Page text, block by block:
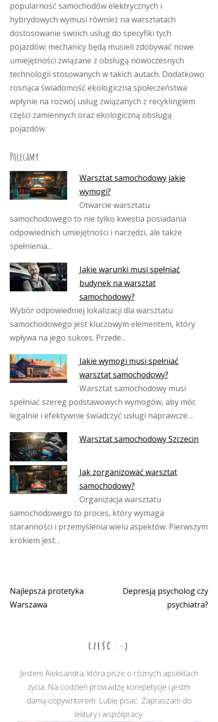
popularność samochodów elektrycznych i
hybrydowych wymusi również na warsztatach
dostosowanie swoich usług do specyfiki tych
pojazdów; mechanicy będą musieli zdobywać nowe
umiejętności związane z obsługą nowoczesnych
technologii stosowanych w takich autach. Dodatkowo
rosnąca świadomość ekologiczna społeczeństwa
wpłynie na rozwój usług związanych z recyklingiem
części zamiennych oraz ekologiczną obsługą
pojazdów.
Polecamy
Warsztat samochodowy jakie
wymogi?
Otwarcie warsztatu
samochodowego to nie tylko kwestia posiadania
odpowiednich umiejętności i narzędzi, ale także
spełnienia…
Jakie warunki musi spełniać
budynek na warsztat
samochodowy?
Wybór odpowiedniej lokalizacji dla warsztatu
samochodowego jest kluczowym elementem, który
wpływa na jego sukces. Przede…
Jakie wymogi musi spełniać
warsztat samochodowy?
Warsztat samochodowy musi
spełniać szereg podstawowych wymogów, aby móc
legalnie i efektywnie świadczyć usługi naprawcze.…
Warsztat samochodowy Szczecin
Jak zorganizować warsztat
samochodowy?
Organizacja warsztatu
samochodowego to proces, który wymaga
staranności i przemyślenia wielu aspektów. Pierwszym
krokiem jest…
Nawigacja
Najlepsza protetyka
Warszawa
Depresją psycholog czy
psychiatra?
CZEŚĆ :-)
Jestem Aleksandra, która pisze o różnych apsektach
życia. Na codzień prowadzę korepetycje i jestm
damą-copywriterem. Lubię pisać. Zapraszam do
lektury i współpracy.